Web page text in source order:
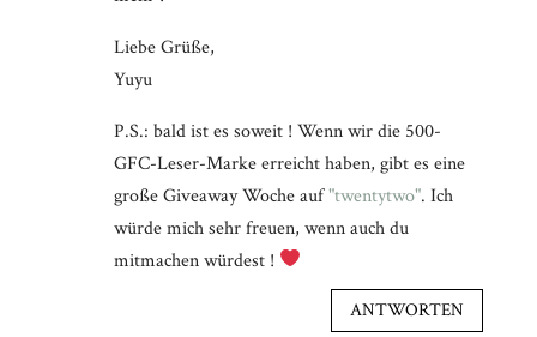
Liebe Grüße,
Yuyu
P.S.: bald ist es soweit ! Wenn wir die 500-
GFC-Leser-Marke erreicht haben, gibt es eine
große Giveaway Woche auf"twentytwo". Ich
würde mich sehr freuen, wenn auch du
mitmachen würdest !
ANTWORTEN